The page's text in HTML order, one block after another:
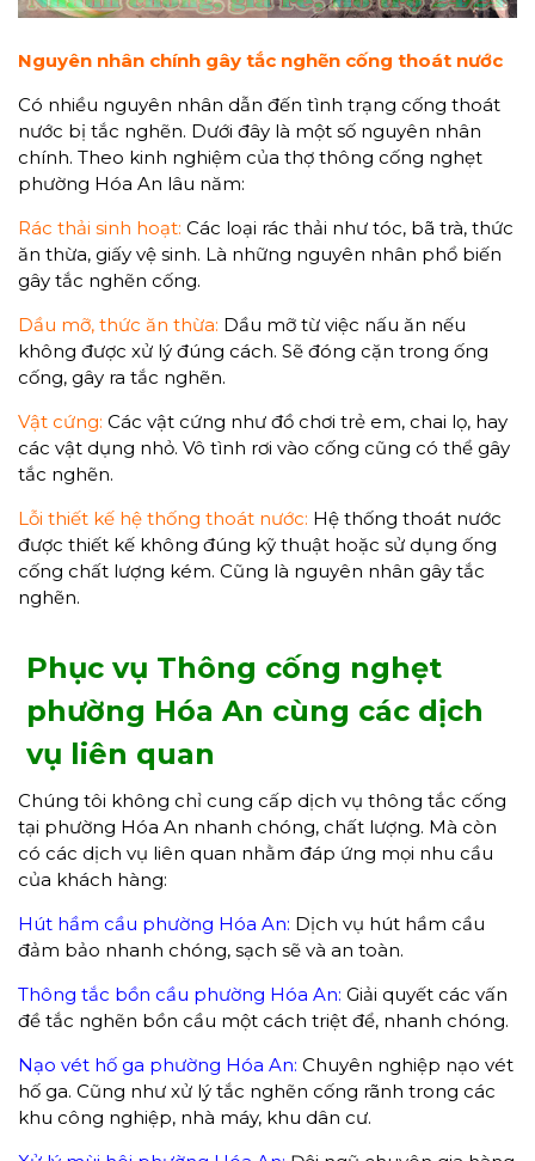
Nguyên nhân chính gây tắc nghẽn cống thoát nước
Có nhiều nguyên nhân dẫn đến tình trạng cống thoát
nước bị tắc nghẽn. Dưới đây là một số nguyên nhân
chính. Theo kinh nghiệm của thợ thông cống nghẹt
phường Hóa An lâu năm:
Rác thải sinh hoạt: Các loại rác thải như tóc, bã trà, thức
ăn thừa, giấy vệ sinh. Là những nguyên nhân phổ biến
gây tắc nghẽn cống.
Dầu mỡ, thức ăn thừa: Dầu mỡ từ việc nấu ăn nếu
không được xử lý đúng cách. Sẽ đóng cặn trong ống
cống, gây ra tắc nghẽn.
Vật cứng: Các vật cứng như đồ chơi trẻ em, chai lọ, hay
các vật dụng nhỏ. Vô tình rơi vào cống cũng có thể gây
tắc nghẽn.
Lỗi thiết kế hệ thống thoát nước: Hệ thống thoát nước
được thiết kế không đúng kỹ thuật hoặc sử dụng ống
cống chất lượng kém. Cũng là nguyên nhân gây tắc
nghẽn.
Phục vụ Thông cống nghẹt
phường Hóa An cùng các dịch
vụ liên quan
Chúng tôi không chỉ cung cấp dịch vụ thông tắc cống
tại phường Hóa An nhanh chóng, chất lượng. Mà còn
có các dịch vụ liên quan nhằm đáp ứng mọi nhu cầu
của khách hàng:
Hút hầm cầu phường Hóa An: Dịch vụ hút hầm cầu
đảm bảo nhanh chóng, sạch sẽ và an toàn.
Thông tắc bồn cầu phường Hóa An: Giải quyết các vấn
đề tắc nghẽn bồn cầu một cách triệt để, nhanh chóng.
Nạo vét hố ga phường Hóa An: Chuyên nghiệp nạo vét
hố ga. Cũng như xử lý tắc nghẽn cống rãnh trong các
khu công nghiệp, nhà máy, khu dân cư.